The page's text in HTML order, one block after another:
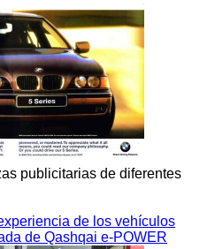
publicitarias de diferentes
de los vehículos
de Qashqai e-POWER